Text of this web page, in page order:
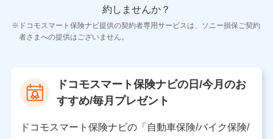
各種セミナーの開催のため
コンサルティングサービスの実施のため
アンケートやキャンペーン等の実施のため
称・住所・代表者名】
当該個人データを取り扱う各共同利用者（詳細は次のと
おり）
東京都千代田区永田町2丁目11番1号 山王パークタワー
約しませんか？
ドコモスマート保険ナビ提供の契約者専用サービスは、ソニー損保ご契約
者さまへの提供はございません。
ドコモスマート保険ナビの日/今月のお
すすめ/毎月プレゼント
ドコモスマート保険ナビの「自動車保険/バイク保険/